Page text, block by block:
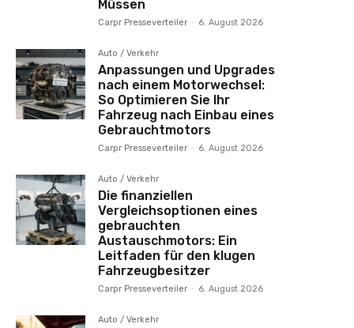
Müssen
Carpr Presseverteiler - 6. August 2026
Auto / Verkehr
Anpassungen und Upgrades
nach einem Motorwechsel:
So Optimieren Sie Ihr
Fahrzeug nach Einbau eines
Gebrauchtmotors
Carpr Presseverteiler - 6. August 2026
Auto / Verkehr
Die finanziellen
Vergleichsoptionen eines
gebrauchten
Austauschmotors: Ein
Leitfaden für den klugen
Fahrzeugbesitzer
Carpr Presseverteiler - 6. August 2026
Auto / Verkehr